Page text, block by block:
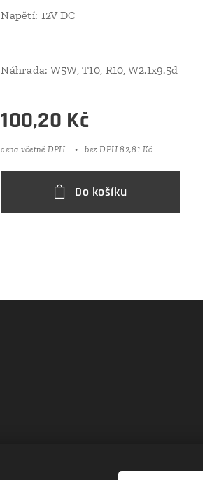
Napětí: 12V DC
Náhrada: W5W, T10, R10, W2.1x9.5d
100,20 Kč
cena včetně DPH bez DPH 82,81 Kč
Do košíku